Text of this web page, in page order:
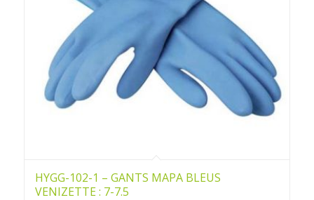
HYGG-102-1 – GANTS MAPA BLEUS
VENIZETTE : 7-7.5